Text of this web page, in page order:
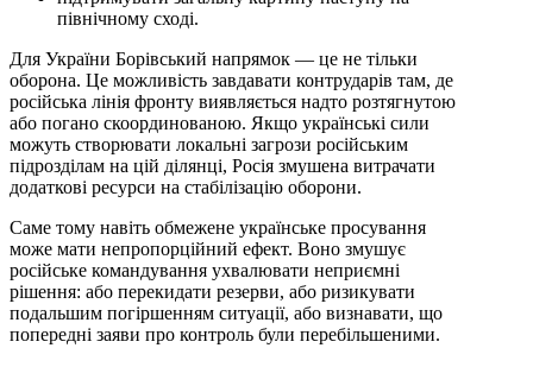
північному сході.
Для України Борівський напрямок — це не тільки
оборона. Це можливість завдавати контрударів там, де
російська лінія фронту виявляється надто розтягнутою
або погано скоординованою. Якщо українські сили
можуть створювати локальні загрози російським
підрозділам на цій ділянці, Росія змушена витрачати
додаткові ресурси на стабілізацію оборони.
Саме тому навіть обмежене українське просування
може мати непропорційний ефект. Воно змушує
російське командування ухвалювати неприємні
рішення: або перекидати резерви, або ризикувати
подальшим погіршенням ситуації, або визнавати, що
попередні заяви про контроль були перебільшеними.